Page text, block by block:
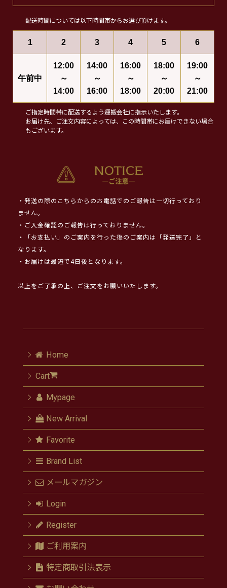
配送時間については以下時間帯からお選び頂けます。
1 2 3 4 5 6
午前中
12:00
～
14:00
14:00
～
16:00
16:00
～
18:00
18:00
～
20:00
19:00
～
21:00
ご指定時間帯に配送するよう運搬会社に指示いたします。
お届け先、ご注文内容によっては、この時間帯にお届けできない場合
もございます。
・発送の際のこちらからのお電話でのご報告は一切行っており
ません。
・ご入金確認のご報告は行っておりません。
・「お支払い」のご案内を行った後のご案内は「発送完了」と
なります。
・お届けは最短で4日後となります。
以上をご了承の上、ご注文をお願いいたします。
Home
Cart
Mypage
New Arrival
Favorite
Brand List
メールマガジン
Login
Register
ご利用案内
特定商取引法表示